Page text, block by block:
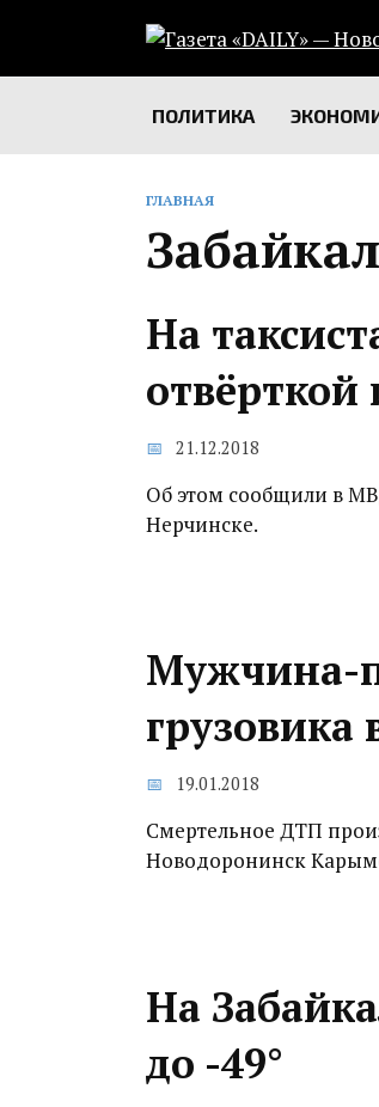
содержанию
ПОЛИТИКА
ГЛАВНАЯ
На
21.12.2018
Об этом сообщили в
Нерчинске.
Мужчина-
19.01.2018
Смертельное ДТП
Новодоронинск
На
до -49°